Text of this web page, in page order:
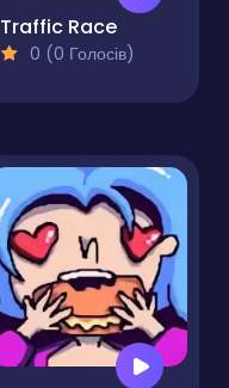
Traffic Race
0 (0 Голосів)